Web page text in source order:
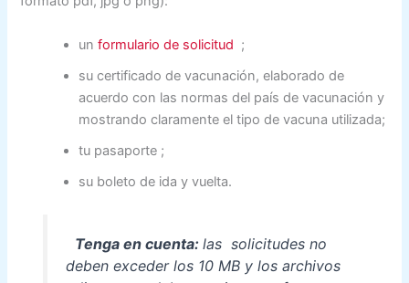
unformulario de solicitud ;
su certificado de vacunación, elaborado de
acuerdo con las normas del país de vacunación y
mostrando claramente el tipo de vacuna utilizada;
tu pasaporte ;
su boleto de ida y vuelta.
Tenga en cuenta: las solicitudes no
deben exceder los 10 MB y los archivos